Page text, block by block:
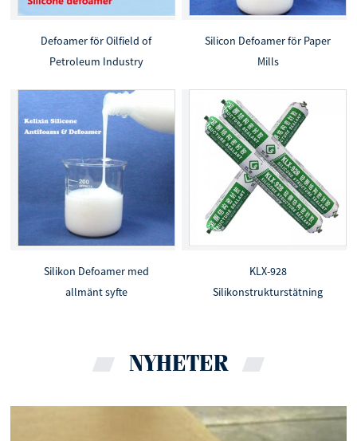
Defoamer för Oilfield of
Petroleum Industry
Silicon Defoamer för Paper
Mills
Silikon Defoamer med
allmänt syfte
KLX-928
Silikonstrukturstätning
NYHETER